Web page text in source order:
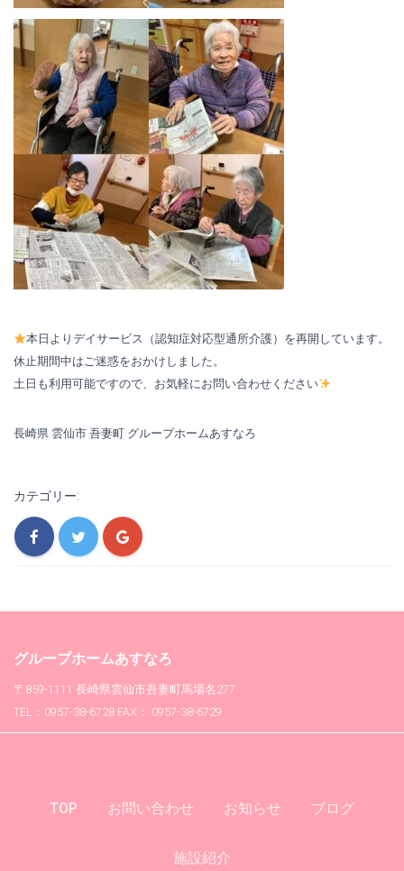
本日よりデイサービス（認知症対応型通所介護）を再開しています。
休止期間中はご迷惑をおかけしました。
土日も利用可能ですので、お気軽にお問い合わせください
長崎県 雲仙市 吾妻町 グループホームあすなろ
カテゴリー:
グループホームあすなろ
〒859-1111 長崎県雲仙市吾妻町馬場名277
TEL：0957-38-6728 FAX： 0957-38-6729
TOP お問い合わせ お知らせ ブログ
施設紹介